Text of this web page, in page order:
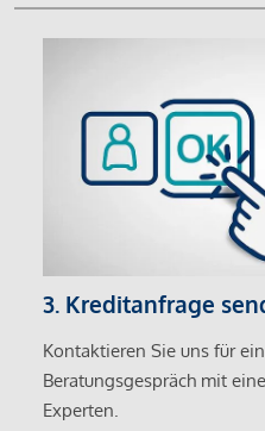
3. Kreditanfrage
Kontaktieren Sie uns für
Beratungsgespräch mit
Experten.